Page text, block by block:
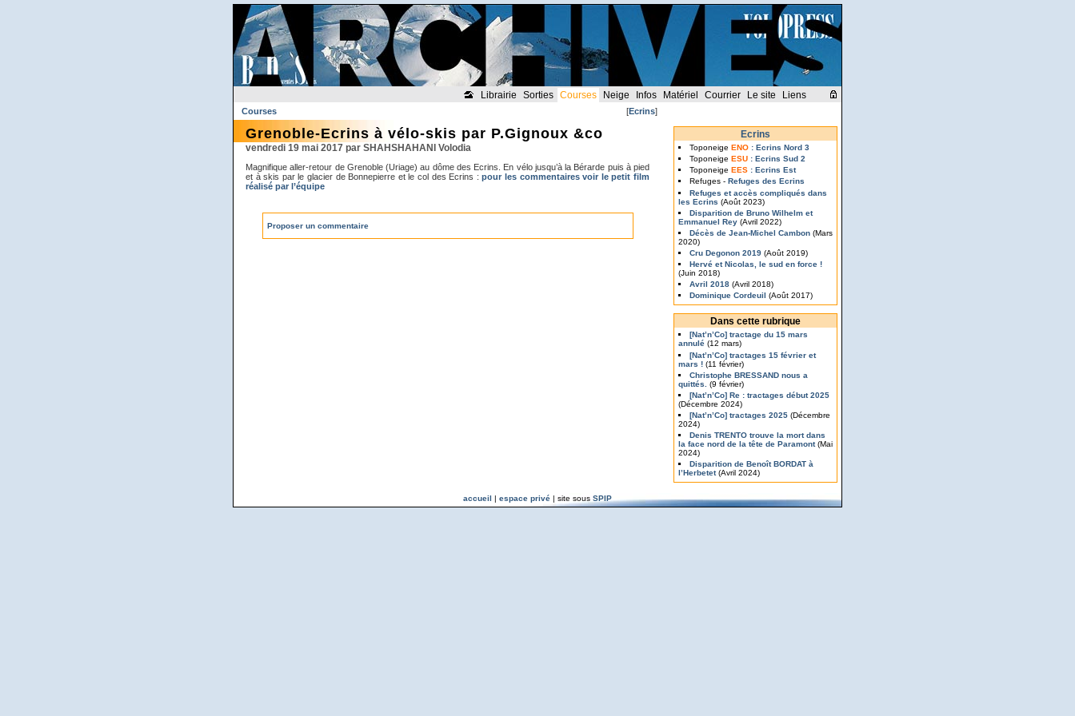
Librairie Sorties Courses Neige Infos Matériel Courrier Le site Liens
[Ecrins]
Courses
Grenoble-Ecrins à vélo-skis par P.Gignoux &co
vendredi 19 mai 2017 par SHAHSHAHANI Volodia
Magnifique aller-retour de Grenoble (Uriage) au dôme des Ecrins. En vélo jusqu’à la Bérarde puis à pied
et à skis par le glacier de Bonnepierre et le col des Ecrins :pour les commentaires voir le petit film
réalisé par l’équipe
Proposer un commentaire
Ecrins
ToponeigeENO : Ecrins Nord 3
ToponeigeESU : Ecrins Sud 2
ToponeigeEES : Ecrins Est
Refuges - Refuges des Ecrins
Refuges et accès compliqués dans
les Ecrins (Août 2023)
Disparition de Bruno Wilhelm et
Emmanuel Rey (Avril 2022)
Décès de Jean-Michel Cambon (Mars
2020)
Cru Degonon 2019 (Août 2019)
Hervé et Nicolas, le sud en force !
(Juin 2018)
Avril 2018 (Avril 2018)
Dominique Cordeuil (Août 2017)
Dans cette rubrique
[Nat’n’Co] tractage du 15 mars
annulé (12 mars)
[Nat’n’Co] tractages 15 février et
mars ! (11 février)
Christophe BRESSAND nous a
quittés.
(9 février)
[Nat’n’Co] Re : tractages début 2025
(Décembre 2024)
[Nat’n’Co] tractages 2025 (Décembre
2024)
Denis TRENTO trouve la mort dans
la face nord de la tête de Paramont(Mai
2024)
Disparition de Benoît BORDAT à
l’Herbetet(Avril 2024)
accueil | espace privé | site sous SPIP